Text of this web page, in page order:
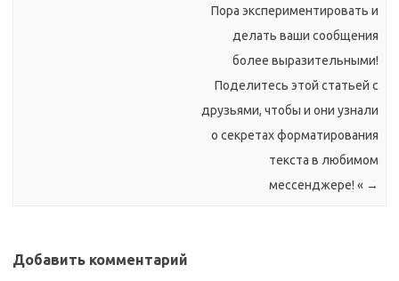
Пора экспериментировать и
делать ваши сообщения
более выразительными!
Поделитесь этой статьей с
друзьями, чтобы и они узнали
о секретах форматирования
текста в любимом
мессенджере! « →
Добавить комментарий